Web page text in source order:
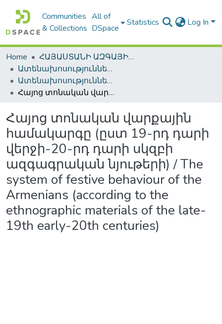
Communities
& Collections
All of
DSpace
Statistics Log In
Home
ՀԱՅԱՍՏԱՆԻ ԱԶԳԱՅԻՆ ԳՐԱԴԱՐԱՆԻ ԹՎԱՅԻՆ ՊԱՀՈՑ / DIGITAL REPOSITORY OF NLA
Ատենախոսություններ և սեղմագրեր / Theses & Abstracts
Ատենախոսություններ և սեղմագրեր / Theses & Abstracts
Հայոց տոնական վարքային համակարգը (ըստ 19-րդ դարի վերջի-20-րդ դարի սկզբի ազգագրական նյութերի) / The system of festive behaviour of the Armenians (according to the ethnographic materials of the late-19th early-20th centuries)
Հայոց տոնական վարքային
համակարգը (ըստ 19-րդ դարի
վերջի-20-րդ դարի սկզբի
ազգագրական նյութերի) / The
system of festive behaviour of the
Armenians (according to the
ethnographic materials of the late-
19th early-20th centuries)